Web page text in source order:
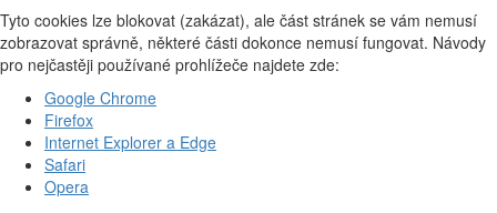
Tyto cookies lze blokovat (zakázat), ale část stránek se vám nemusí
zobrazovat správně, některé části dokonce nemusí fungovat. Návody
pro nejčastěji používané prohlížeče najdete zde:
Google Chrome
Firefox
Internet Explorer a Edge
Safari
Opera